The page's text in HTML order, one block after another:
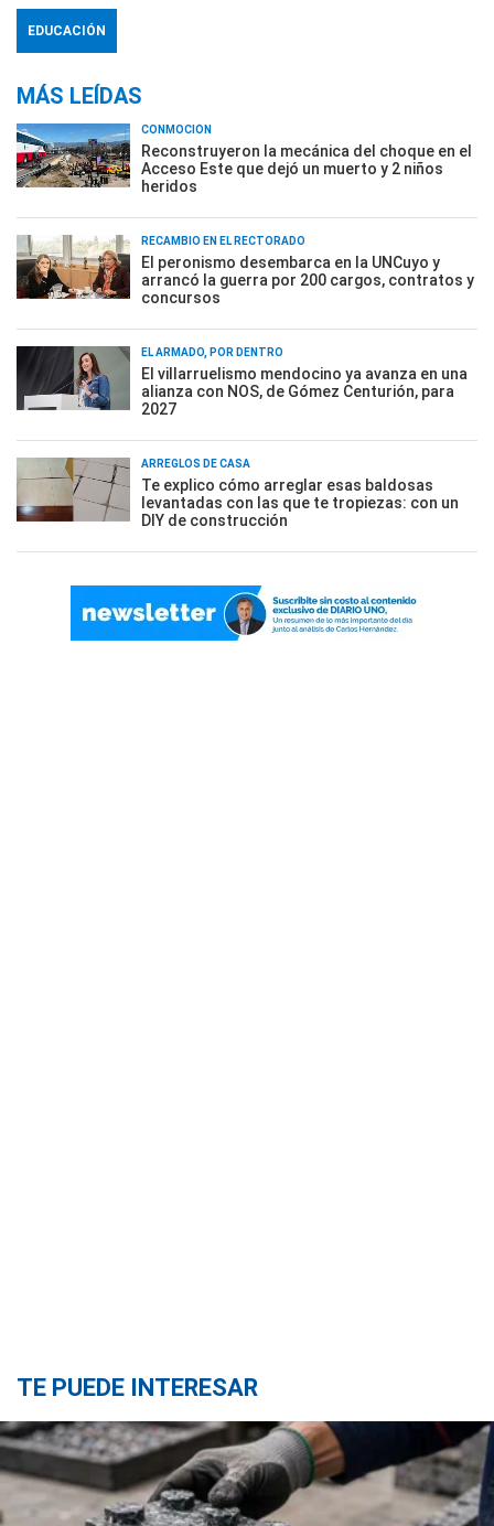
EDUCACIÓN
MÁS LEÍDAS
CONMOCIÓN
Reconstruyeron la mecánica del choque en el
Acceso Este que dejó un muerto y 2 niños
heridos
RECAMBIO EN EL RECTORADO
El peronismo desembarca en la UNCuyo y
arrancó la guerra por 200 cargos, contratos y
concursos
EL ARMADO, POR DENTRO
El villarruelismo mendocino ya avanza en una
alianza con NOS, de Gómez Centurión, para
2027
ARREGLOS DE CASA
Te explico cómo arreglar esas baldosas
levantadas con las que te tropiezas: con un
DIY de construcción
TE PUEDE INTERESAR